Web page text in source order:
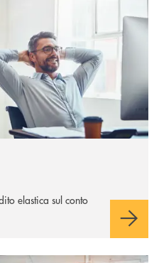
elastica sul conto